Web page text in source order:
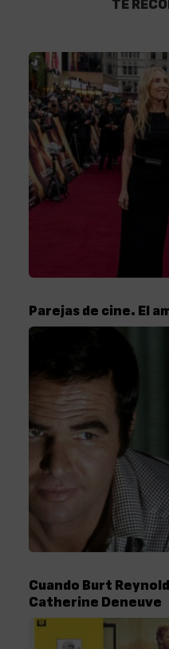
TE
Parejas de cine. El
Cuando Burt
Catherine Deneuve